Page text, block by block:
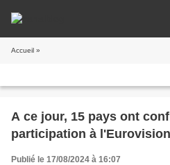
Accueil »
A ce jour, 15 pays ont
participation à
Publié le 17/08/2024 à 16:07